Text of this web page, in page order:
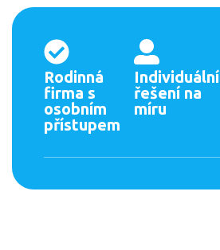
Rodinná
firma s
osobním
přístupem
Individuální
řešení na
míru